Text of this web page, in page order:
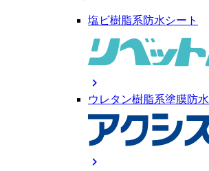
塩ビ樹脂系防水シート
chevron_right
ウレタン樹脂系塗膜防水
chevron_right